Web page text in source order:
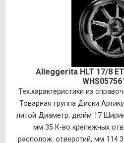
Alleggerita HLT 17/8
Тех.характеристики из
Товарная группа Диски
литой Диаметр, дюйм 17
мм 35 К-во крепежных
располож. отверстий, мм